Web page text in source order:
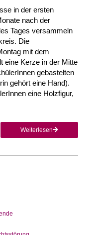
in der ersten
nach der
Tages versammeln
Die
mit dem
eine Kerze in der Mitte
gebastelten
gehört eine Hand).
eine Holzfigur,
Weiterlesen